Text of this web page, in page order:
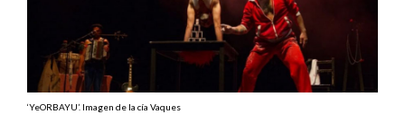
‘YeORBAYU’. Imagen de la cía Vaques